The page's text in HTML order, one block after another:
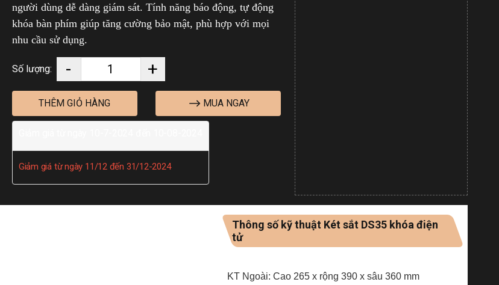
người dùng dễ dàng giám sát. Tính năng báo động, tự động
khóa bàn phím giúp tăng cường bảo mật, phù hợp với mọi
nhu cầu sử dụng.
Số lượng: - +
THÊM GIỎ HÀNG MUA NGAY
Giảm giá từ ngày 11/12 đến 31/12-2024
Thông số kỹ thuật Két sắt DS35 khóa điện
tử
KT Ngoài: Cao 265 x rộng 390 x sâu 360 mm